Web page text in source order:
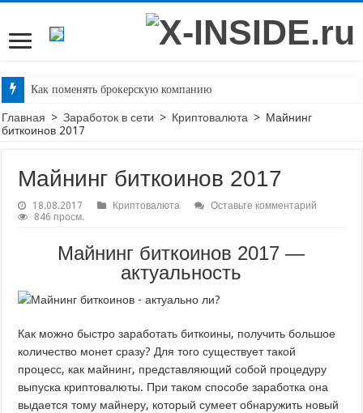
Как поменять брокерскую компанию
Как начать торговать криптовалютой?
Бинарные опционы стратегии на 1 минуту
Как заработать на бинарных опционах новичку
Что такое криптовалюта litecoin?
CPAMAX.PRO — отзывы, обзор
Программа для раскрутки в Одноклассниках
Главная > Заработок в сети > Криптовалюта > Майнинг
биткоинов 2017
Майнинг биткоинов 2017
18.08.2017 Криптовалюта
Оставьте комментарий
846 просм.
Майнинг биткоинов 2017 —
актуальность
Как можно быстро заработать биткоины, получить большое
количество монет сразу? Для того существует такой
процесс, как майнинг, представляющий собой процедуру
выпуска криптовалюты. При таком способе заработка она
выдается тому майнеру, который сумеет обнаружить новый